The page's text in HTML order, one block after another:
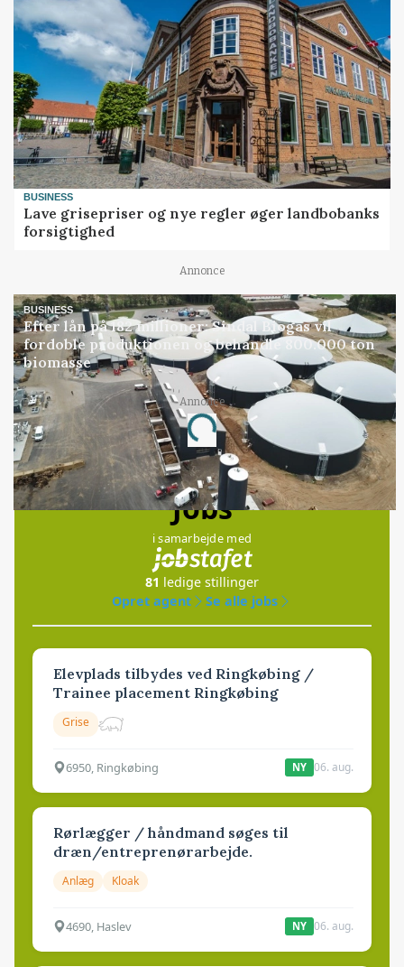
BUSINESS
Lave grisepriser og nye regler øger landbobanks
forsigtighed
Annonce
BUSINESS
Efter lån på 182 millioner: Sindal Biogas vil
fordoble produktionen og behandle 800.000 ton
biomasse
Annonce
Loading...
Jobs
i samarbejde med
81 ledige stillinger
Opret agent
Se alle jobs
Elevplads tilbydes ved Ringkøbing /
Trainee placement Ringkøbing
Grise
6950, Ringkøbing NY 06. aug.
Rørlægger / håndmand søges til
dræn/entreprenørarbejde.
Anlæg Kloak
4690, Haslev NY 06. aug.